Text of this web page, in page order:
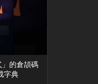
」的倉頡碼
字典